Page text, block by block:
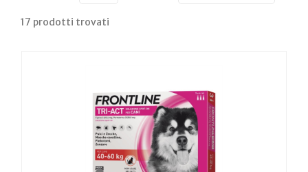
17 prodotti trovati